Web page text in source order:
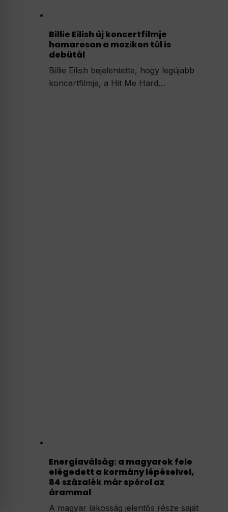
Billie Eilish új koncertfilmje
hamarosan a mozikon túl is
debütál
Billie Eilish bejelentette, hogy legújabb
koncertfilmje, a Hit Me Hard…
Energiaválság: a magyarok fele
elégedett a kormány lépéseivel,
84 százalék már spórol az
árammal
A magyar lakosság jelentős része saját